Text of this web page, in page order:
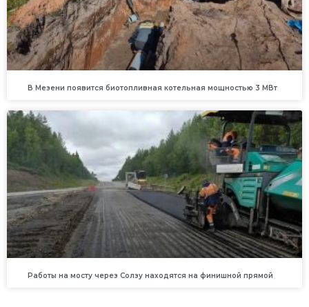
В Мезени появится биотопливная котельная мощностью 3 МВт
Работы на мосту через Солзу находятся на финишной прямой